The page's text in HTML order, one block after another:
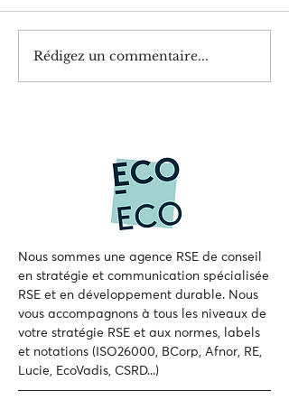
Du discours aux actes : en
finir avec le greenwashing
Rédigez un commentaire...
Nous sommes une agence RSE de conseil
en stratégie et communication spécialisée
RSE et en développement durable. Nous
vous accompagnons à tous les niveaux de
votre stratégie RSE et aux normes, labels
et notations (ISO26000, BCorp, Afnor, RE,
Lucie, EcoVadis, CSRD...)